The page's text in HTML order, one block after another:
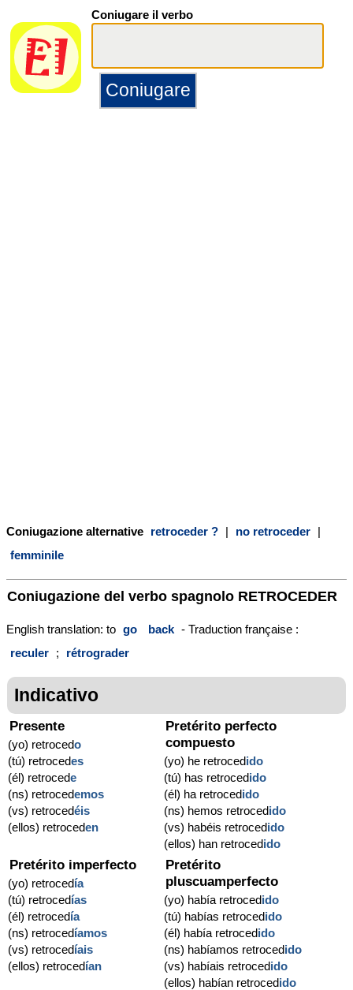
Coniugare il verbo
Coniugazione alternative retroceder ? | no retroceder |
femminile
Coniugazione del verbo spagnolo RETROCEDER
English translation: to go back - Traduction française :
reculer ; rétrograder
Indicativo
Presente
(yo) retrocedo
(tú) retrocedes
(él) retrocede
(ns) retrocedemos
(vs) retrocedéis
(ellos) retroceden
Pretérito perfecto
compuesto
(yo) he retrocedido
(tú) has retrocedido
(él) ha retrocedido
(ns) hemos retrocedido
(vs) habéis retrocedido
(ellos) han retrocedido
Pretérito imperfecto
(yo) retrocedía
(tú) retrocedías
(él) retrocedía
(ns) retrocedíamos
(vs) retrocedíais
(ellos) retrocedían
Pretérito
pluscuamperfecto
(yo) había retrocedido
(tú) habías retrocedido
(él) había retrocedido
(ns) habíamos retrocedido
(vs) habíais retrocedido
(ellos) habían retrocedido